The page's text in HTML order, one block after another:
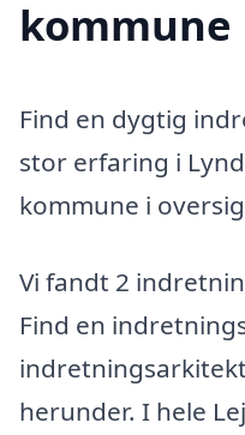
kommune
Find en dygtig
stor erfaring i
kommune i
Vi fandt 2
Find en
herunder. I hele